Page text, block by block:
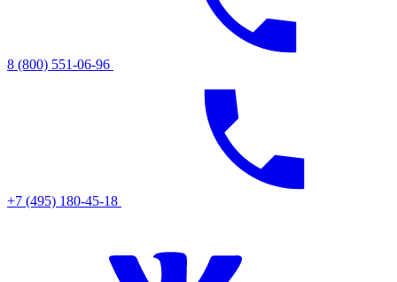
8 (800) 551-06-96
+7 (495) 180-45-18